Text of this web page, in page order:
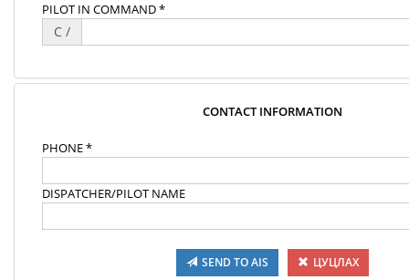
PILOT IN COMMAND *
C /
CONTACT INFORMATION
PHONE *
DISPATCHER/PILOT NAME
SEND TO AIS ЦУЦЛАХ